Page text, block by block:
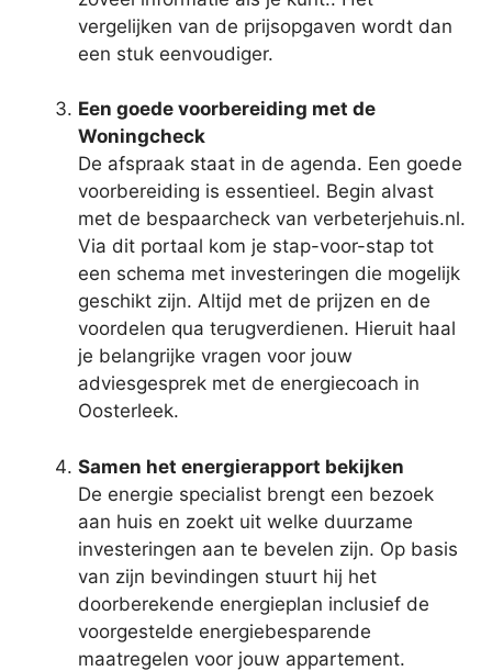
vergelijken van de prijsopgaven wordt dan
een stuk eenvoudiger.
Een goede voorbereiding met de
Woningcheck
De afspraak staat in de agenda. Een goede
voorbereiding is essentieel. Begin alvast
met de bespaarcheck van verbeterjehuis.nl.
Via dit portaal kom je stap-voor-stap tot
een schema met investeringen die mogelijk
geschikt zijn. Altijd met de prijzen en de
voordelen qua terugverdienen. Hieruit haal
je belangrijke vragen voor jouw
adviesgesprek met de energiecoach in
Oosterleek.
Samen het energierapport bekijken
De energie specialist brengt een bezoek
aan huis en zoekt uit welke duurzame
investeringen aan te bevelen zijn. Op basis
van zijn bevindingen stuurt hij het
doorberekende energieplan inclusief de
voorgestelde energiebesparende
maatregelen voor jouw appartement.